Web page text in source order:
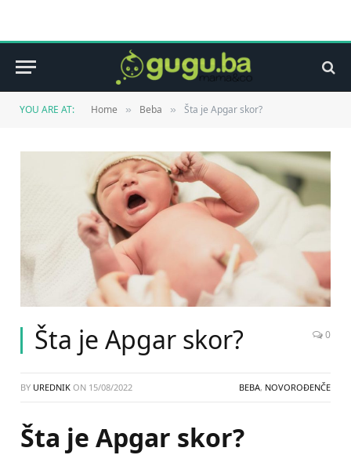
YOU ARE AT: Home » Beba » Šta je Apgar skor?
Šta je Apgar skor? 0
BY UREDNIK ON 15/08/2022 BEBA, NOVOROĐENČE
Šta je Apgar skor?